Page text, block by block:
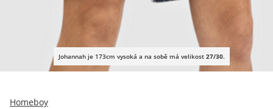
Johannah je 173cm vysoká a na sobě má velikost 27/30.
Homeboy